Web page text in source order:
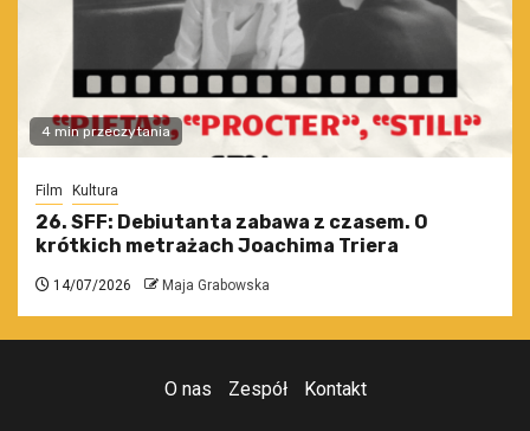
4 min przeczytania
Film Kultura
26. SFF: Debiutanta zabawa z czasem. O
krótkich metrażach Joachima Triera
14/07/2026 Maja Grabowska
O nas Zespół Kontakt